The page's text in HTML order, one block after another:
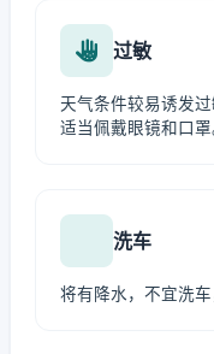
过敏
天气条件较易诱发
适当佩戴眼镜和口罩
洗车
将有降水，不宜洗车